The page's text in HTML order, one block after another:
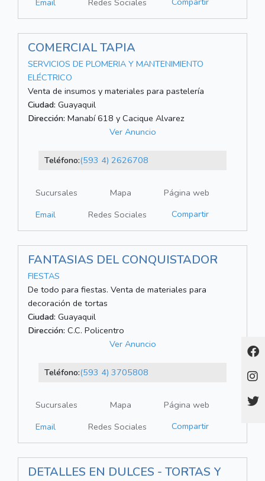
Email
Redes Sociales
COMERCIAL TAPIA
SERVICIOS DE PLOMERIA Y MANTENIMIENTO
ELÉCTRICO
Venta de insumos y materiales para pastelería
Ciudad: Guayaquil
Dirección: Manabí 618 y Cacique Alvarez
Ver Anuncio
Teléfono:(593 4) 2626708
Sucursales Mapa
Página web
Email
Redes Sociales Compartir
FANTASIAS DEL CONQUISTADOR
FIESTAS
De todo para fiestas. Venta de materiales para
decoración de tortas
Ciudad: Guayaquil
Dirección: C.C. Policentro
Ver Anuncio
Teléfono:(593 4) 3705808
Sucursales Mapa
Página web
Email
Redes Sociales Compartir
DETALLES EN DULCES - TORTAS Y